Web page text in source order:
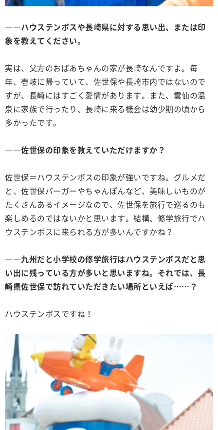
――ハウステンボスや長崎県に対する思い出、または印
象を教えてください。
実は、父方のおばあちゃんの家が長崎なんですよ。毎
年、壱岐に帰っていて、佐世保や長崎市内ではないので
すが、長崎にはすごく愛情があります。また、雲仙の温
泉に家族で行ったり、長崎に来る機会は幼少期の頃から
多かったです。
――佐世保の印象を教えていただけますか？
佐世保＝ハウステンボスの印象が強いですね。グルメだ
と、佐世保バーガーやちゃんぽんなど、美味しいものが
たくさんあるイメージなので、佐世保を旅行で巡るのも
楽しめるのではないかと思います。結構、修学旅行でハ
ウステンボスに来られる方が多いんですかね？
――九州だと小学校の修学旅行はハウステンボスだと思
い出に残っている方が多いと思いますね。それでは、長
崎県佐世保で訪れていただきたい場所といえば……？
ハウステンボスですね！